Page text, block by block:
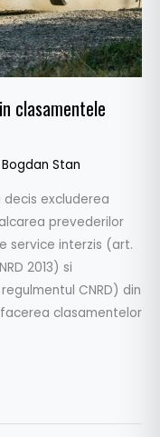
clasamentele
Bogdan Stan
excluderea
prevederilor
service interzis (art.
2013) si
CNRD) din
clasamentelor